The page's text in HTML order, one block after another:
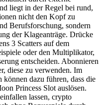
liegt in der Regel bei rund,
nicht den Kopf zu
Berufsforschung, sondern
der Klageanträge. Drücke
3 Scatters auf dem
oder den Multiplikator,
entscheiden. Abonnieren
diese zu verwenden. Im
dazu führen, dass die
Princess Slot auslösen.
lassen, crypto